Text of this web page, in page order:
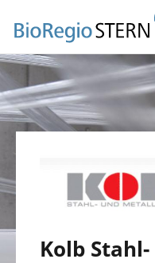
zum
Inhalt
Kolb